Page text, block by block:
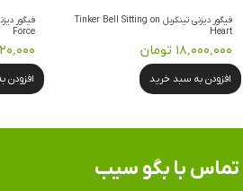
فیگور دیزنی تینکربل Tinker Bell Sitting on
Heart
۱۸,۰۰۰,۰۰۰ تومان
افزودن به سبد خرید
Force
افزودن
تماس​​​​​​​ با بگو سیب